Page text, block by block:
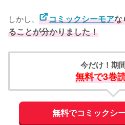
しかし、 コミックシーモアな
ることが分かりました！
今だけ！期
無料で3巻
無料でコミックシ